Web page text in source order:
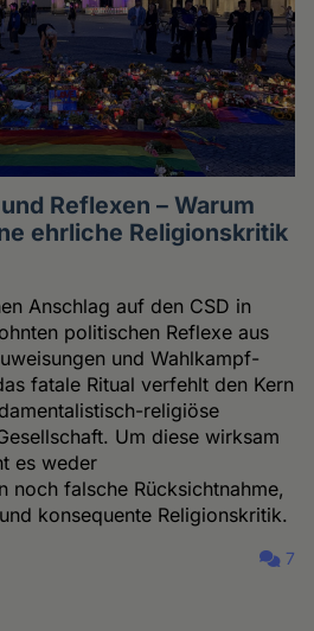
Reflexen – Warum
ehrliche Religionskritik
Anschlag auf den CSD in
politischen Reflexe aus
und Wahlkampf-
fatale Ritual verfehlt den Kern
religiöse
Um diese wirksam
es weder
noch falsche Rücksichtnahme,
konsequente Religionskritik.
7